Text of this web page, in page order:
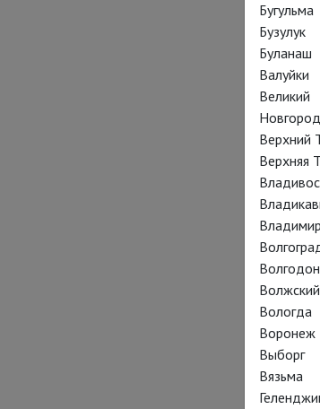
Бугульма
Бузулук
Буланаш
Валуйки
Великий
Новгород
Верхний
Верхняя
Владимир
Волжский
Вологда
Воронеж
Выборг
Вязьма